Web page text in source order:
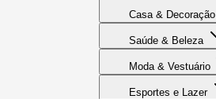
Casa & Decoração
Saúde & Beleza
Moda & Vestuário
Esportes e Lazer